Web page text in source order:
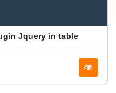
Jquery in table